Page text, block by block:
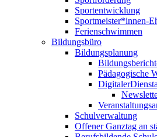
Sportentwicklung
Sportmeister*innen-
Ferienschwimmen
Bildungsbüro
Bildungsplanung
Pädagogische
Schulverwaltung
Offener Ganztag an